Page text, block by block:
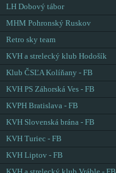
LH Dobový tábor
MHM Pohronský Ruskov
Retro sky team
KVH a strelecký klub Hodošík
Klub ČSĽA Kolíňany - FB
KVH PS Záhorská Ves - FB
KVPH Bratislava - FB
KVH Slovenská brána - FB
KVH Turiec - FB
KVH Liptov - FB